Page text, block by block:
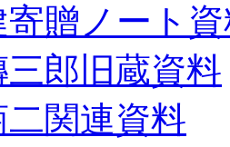
寄贈ノート
三郎旧蔵資料
二関連資料